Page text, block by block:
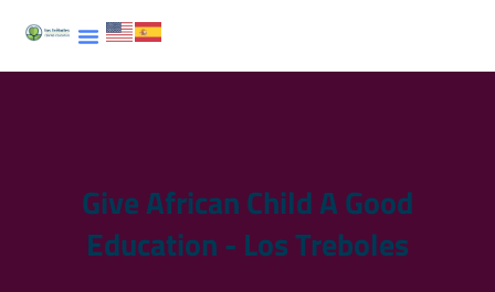
Give African Child A Good
Education - Los Treboles